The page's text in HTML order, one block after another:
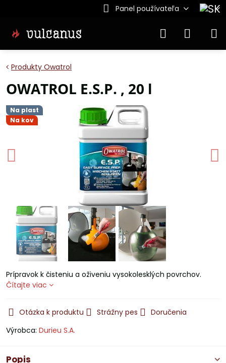
Panel používateľa
Na plast
Na kov
Produkty Owatrol
OWATROL E.S.P. , 20 l
Prípravok k čisteniu a oživeniu vysokolesklých povrchov.
Čítajte viac
Otázka k produktu Strážny pes
Doručenia
Výrobca: Durieu S.A.
Popis